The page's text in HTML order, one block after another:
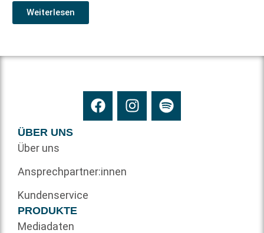
Weiterlesen
ÜBER UNS
Über uns
Ansprechpartner:innen
Kundenservice
PRODUKTE
Mediadaten